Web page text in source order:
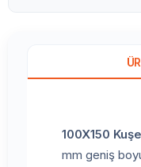
100X150
mm geniş